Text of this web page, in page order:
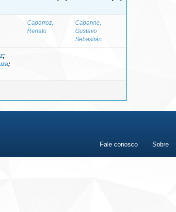
Caparroz,
Renato
Cabanne,
Gustavo
Sebastián
;
;
- -
Fale conosco Sobre